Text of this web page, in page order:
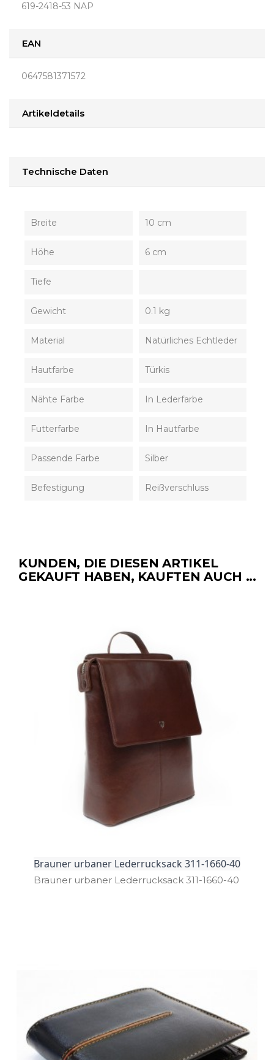
619-2418-53 NAP
EAN
0647581371572
Artikeldetails
Technische Daten
Breite 10 cm
Höhe 6 cm
Tiefe
Gewicht 0.1 kg
Material Natürliches Echtleder
Hautfarbe Türkis
Nähte Farbe In Lederfarbe
Futterfarbe In Hautfarbe
Passende Farbe Silber
Befestigung Reißverschluss
KUNDEN, DIE DIESEN ARTIKEL
GEKAUFT HABEN, KAUFTEN AUCH ...
Brauner urbaner Lederrucksack 311-1660-40
Brauner urbaner Lederrucksack 311­-1660­-40